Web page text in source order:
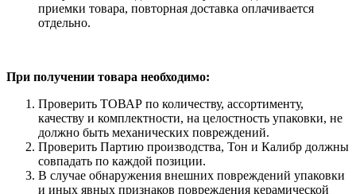
приемки товара, повторная доставка оплачивается
отдельно.
При получении товара необходимо:
Проверить ТОВАР по количеству, ассортименту,
качеству и комплектности, на целостность упаковки, не
должно быть механических повреждений.
Проверить Партию производства, Тон и Калибр должны
совпадать по каждой позиции.
В случае обнаружения внешних повреждений упаковки
и иных явных признаков повреждения керамической